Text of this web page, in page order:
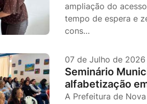
ampliação do
tempo de espera e
cons…
07 de Julho de 2026
Seminário
alfabetização
A Prefeitura de